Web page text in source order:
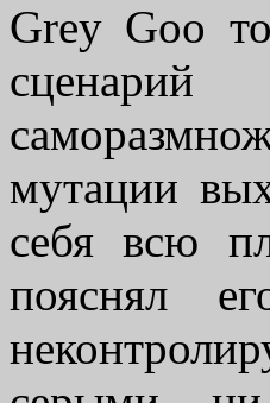
Grey Goo
мутации
себя всю
пояснял